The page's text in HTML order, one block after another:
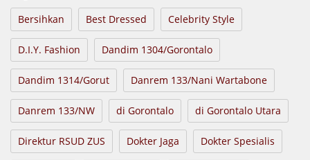
Bersihkan Best Dressed Celebrity Style
D.I.Y. Fashion Dandim 1304/Gorontalo
Dandim 1314/Gorut Danrem 133/Nani Wartabone
Danrem 133/NW di Gorontalo di Gorontalo Utara
Direktur RSUD ZUS Dokter Jaga Dokter Spesialis